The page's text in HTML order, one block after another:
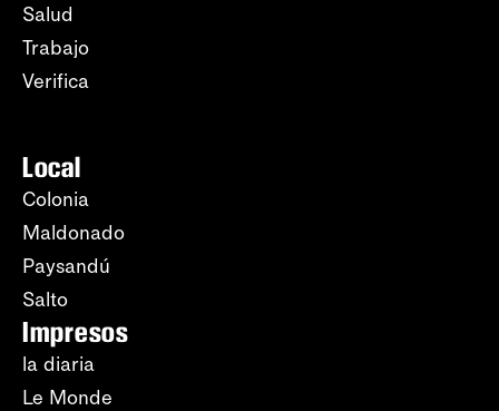
Salud
Trabajo
Verifica
Local
Colonia
Maldonado
Paysandú
Salto
Impresos
la diaria
Le Monde